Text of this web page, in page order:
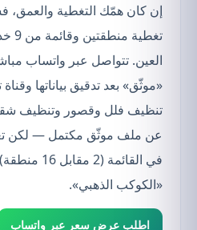
إن كان همّك التغطية
العين. تتواصل عبر واتساب
«موثّق» بعد تدقيق بياناتها وقناة
تنظيف فلل وقصور وتنظيف
عن ملف موثّق مكتمل — لكن
في القائمة
«الكوكب الذهبي».
اطلب عرض سعر عبر واتساب